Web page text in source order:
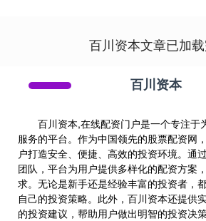
百川资本文章已加
百川资本
百川资本,在线配资门户是一个专注于
服务的平台。作为中国领先的股票配资网
户打造安全、便捷、高效的投资环境。通
团队，平台为用户提供多样化的配资方案
求。无论是新手还是经验丰富的投资者，
自己的投资策略。此外，百川资本还提供
的投资建议，帮助用户做出明智的投资决策